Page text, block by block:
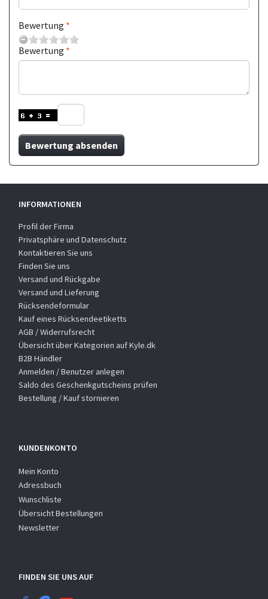
Bewertung
Bewertung
Bewertung absenden
INFORMATIONEN
Profil der Firma
Privatsphäre und Datenschutz
Kontaktieren Sie uns
Finden Sie uns
Versand und Rückgabe
Versand und Lieferung
Rücksendeformular
Kauf eines Rücksendeetiketts
AGB / Widerrufsrecht
Übersicht über Kategorien auf Kyle.dk
B2B Händler
Anmelden / Benutzer anlegen
Saldo des Geschenkgutscheins prüfen
Bestellung / Kauf stornieren
KUNDENKONTO
Mein Konto
Adressbuch
Wunschliste
Übersicht Bestellungen
Newsletter
FINDEN SIE UNS AUF